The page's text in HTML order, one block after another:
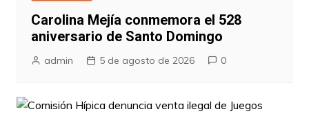
Carolina Mejía conmemora el 528
aniversario de Santo Domingo
admin 5 de agosto de 2026 0